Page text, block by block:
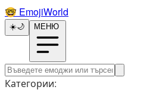
🤓️ EmojiWorld
☀️🌙 МЕНЮ
Категории: